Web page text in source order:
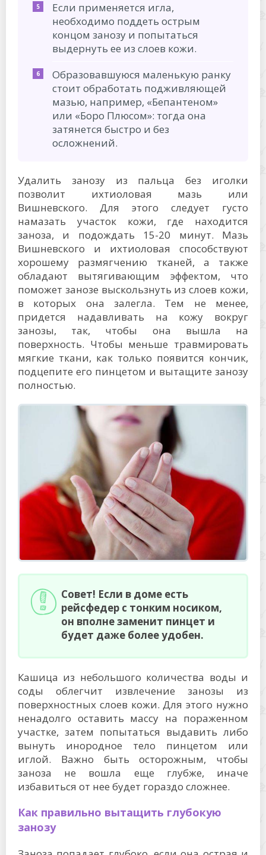
Если применяется игла,
необходимо поддеть острым
концом занозу и попытаться
выдернуть ее из слоев кожи.
Образовавшуюся маленькую ранку
стоит обработать подживляющей
мазью, например, «Бепантеном»
или «Боро Плюсом»: тогда она
затянется быстро и без
осложнений.
Удалить занозу из пальца без иголки
позволит ихтиоловая мазь или
Вишневского. Для этого следует густо
намазать участок кожи, где находится
заноза, и подождать 15-20 минут. Мазь
Вишневского и ихтиоловая способствуют
хорошему размягчению тканей, а также
обладают вытягивающим эффектом, что
поможет занозе выскользнуть из слоев кожи,
в которых она залегла. Тем не менее,
придется надавливать на кожу вокруг
занозы, так, чтобы она вышла на
поверхность. Чтобы меньше травмировать
мягкие ткани, как только появится кончик,
подцепите его пинцетом и вытащите занозу
полностью.
Совет! Если в доме есть
рейсфедер с тонким носиком,
он вполне заменит пинцет и
будет даже более удобен.
Кашица из небольшого количества воды и
соды облегчит извлечение занозы из
поверхностных слоев кожи. Для этого нужно
ненадолго оставить массу на пораженном
участке, затем попытаться выдавить либо
вынуть инородное тело пинцетом или
иглой. Важно быть осторожным, чтобы
заноза не вошла еще глубже, иначе
избавиться от нее будет гораздо сложнее.
Как правильно вытащить глубокую
занозу